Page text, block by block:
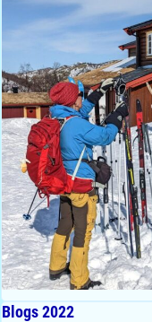
Blogs 2022